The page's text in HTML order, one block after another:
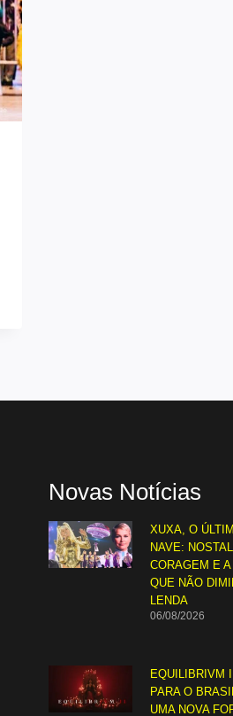
Novas Notícias
XUXA, O
NAVE:
CORAGEM E
QUE NÃO
LENDA
06/08/2026
EQUILIBRIVM
PARA O
UMA NOVA